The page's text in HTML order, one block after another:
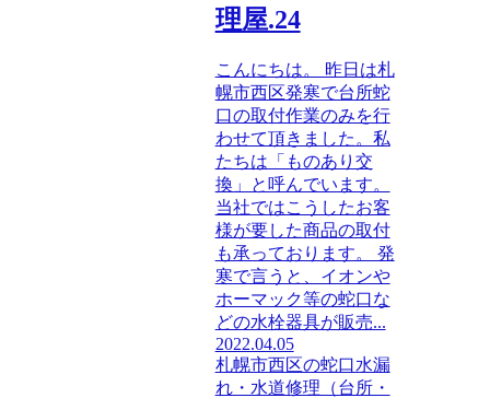
理屋.24
こんにちは。 昨日は札
幌市西区発寒で台所蛇
口の取付作業のみを行
わせて頂きました。私
たちは「ものあり交
換」と呼んでいます。
当社ではこうしたお客
様が要した商品の取付
も承っております。 発
寒で言うと、イオンや
ホーマック等の蛇口な
どの水栓器具が販売...
2022.04.05
札幌市西区の蛇口水漏
れ・水道修理（台所・